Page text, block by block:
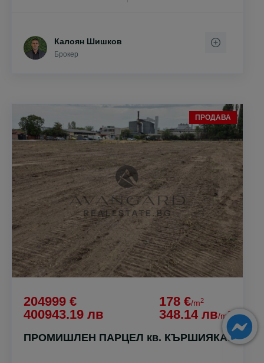
Калоян Шишков
Брокер
ПРОДАВА
204999 €
400943.19 лв
178 €/m2
348.14 лв/m2
ПРОМИШЛЕН ПАРЦЕЛ кв. КЪРШИЯКА!